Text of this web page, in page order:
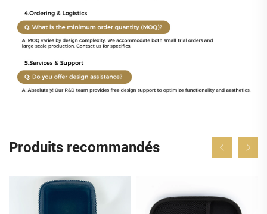
Produits recommandés